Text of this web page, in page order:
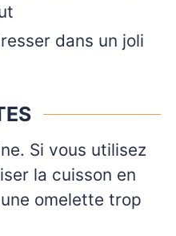
dans un joli
Si vous utilisez
la cuisson en
omelette trop